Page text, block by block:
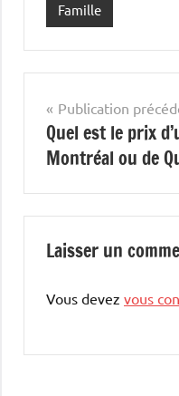
Famille
Navigation
de
l’article
Publication
Quel est le prix
Montréal ou de
Laisser un
Vous devez vous